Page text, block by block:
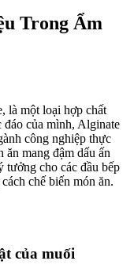
Trong Ẩm
là một loại hợp chất
của mình, Alginate
công nghiệp thực
ăn mang đậm dấu ấn
cho các đầu bếp
chế biến món ăn.
của muối